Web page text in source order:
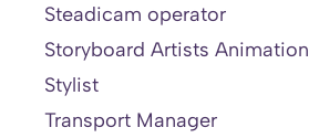
Steadicam operator
Storyboard Artists Animation
Stylist
Transport Manager